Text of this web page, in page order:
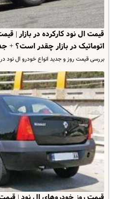
قیمت ال نود کارکرده در بازار |
اتوماتیک در بازار چقدر است؟ +
بررسی قیمت روز و جدید انواع خودرو ال نود در تاریخ